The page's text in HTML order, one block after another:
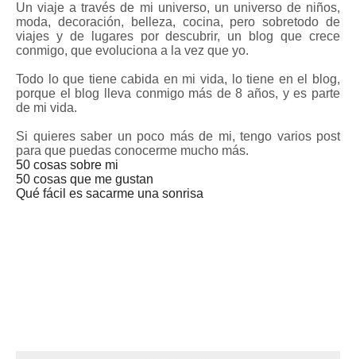
Un viaje a través de mi universo, un universo de niños,
moda, decoración, belleza, cocina, pero sobretodo de
viajes y de lugares por descubrir, un blog que crece
conmigo, que evoluciona a la vez que yo.
Todo lo que tiene cabida en mi vida, lo tiene en el blog,
porque el blog lleva conmigo más de 8 años, y es parte
de mi vida.
Si quieres saber un poco más de mi, tengo varios post
para que puedas conocerme mucho más.
50 cosas sobre mi
50 cosas que me gustan
Qué fácil es sacarme una sonrisa